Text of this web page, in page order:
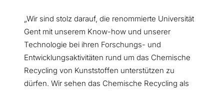
„Wir sind stolz darauf, die renommierte Universität
Gent mit unserem Know-how und unserer
Technologie bei ihren Forschungs- und
Entwicklungsaktivitäten rund um das Chemische
Recycling von Kunststoffen unterstützen zu
dürfen. Wir sehen das Chemische Recycling als